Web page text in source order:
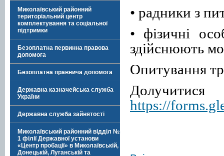
Миколаївський районний
територіальний центр
комплектування та соціальної
підтримки
Безоплатна первинна правова
допомога
Безоплатна правнича допомога
Державна казначейська служба
України
Державна служба зайнятості
Миколаївський районний відділ №
1 філії Державної установи
«Центр пробації» в Миколаївській,
Донецькій, Луганській та
• радники з
• фізичні
здійснюють
Опитування
https://